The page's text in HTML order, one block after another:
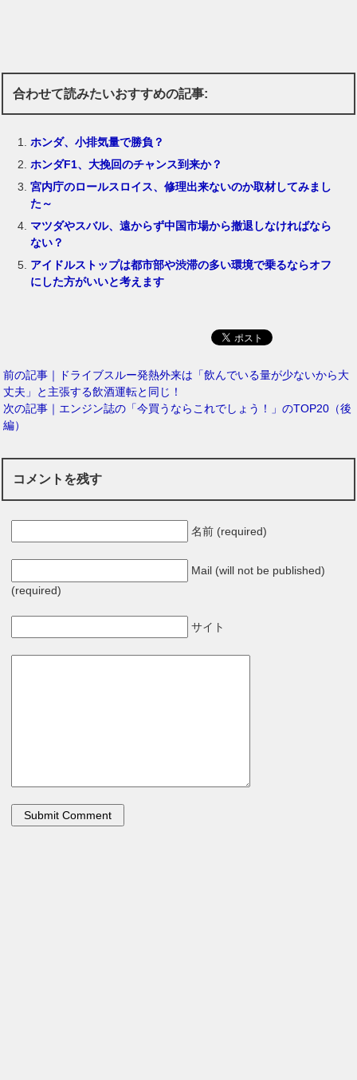
合わせて読みたいおすすめの記事:
ホンダ、小排気量で勝負？
ホンダF1、大挽回のチャンス到来か？
宮内庁のロールスロイス、修理出来ないのか取材してみまし
た～
マツダやスバル、遠からず中国市場から撤退しなければなら
ない？
アイドルストップは都市部や渋滞の多い環境で乗るならオフ
にした方がいいと考えます
前の記事｜ドライブスルー発熱外来は「飲んでいる量が少ないから大
丈夫」と主張する飲酒運転と同じ！
次の記事｜エンジン誌の「今買うならこれでしょう！」のTOP20（後
編）
コメントを残す
名前 (required)
Mail (will not be published)
(required)
サイト